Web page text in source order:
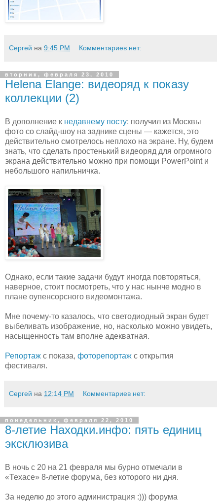
Сергей на 9:45 PM Комментариев нет:
вторник, февраля 23, 2010
Helena Elange: видеоряд к показу
коллекции (2)
В дополнение к недавнему посту: получил из Москвы
фото со слайд-шоу на заднике сцены — кажется, это
действительно смотрелось неплохо на экране. Ну, будем
знать, что сделать простенький видеоряд для огромного
экрана действительно можно при помощи PowerPoint и
небольшого напильничка.
Однако, если такие задачи будут иногда повторяться,
наверное, стоит посмотреть, что у нас нынче модно в
плане оупенсорсного видеомонтажа.
Мне почему-то казалось, что светодиодный экран будет
выбеливать изображение, но, насколько можно увидеть,
насыщенность там вполне адекватная.
Репортаж с показа, фоторепортаж с открытия
фестиваля.
Сергей на 12:14 PM Комментариев нет:
понедельник, февраля 22, 2010
8-летие Находки.инфо: пять единиц
эксклюзива
В ночь с 20 на 21 февраля мы бурно отмечали в
«Техасе» 8-летие форума, без которого ни дня.
За неделю до этого администрация :))) форума